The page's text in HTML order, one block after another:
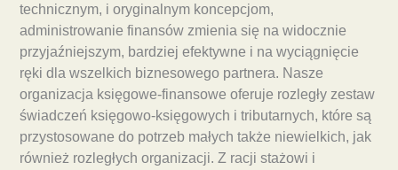
technicznym, i oryginalnym koncepcjom,
administrowanie finansów zmienia się na widocznie
przyjaźniejszym, bardziej efektywne i na wyciągnięcie
ręki dla wszelkich biznesowego partnera. Nasze
organizacja księgowe-finansowe oferuje rozległy zestaw
świadczeń księgowo-księgowych i tributarnych, które są
przystosowane do potrzeb małych także niewielkich, jak
również rozległych organizacji. Z racji stażowi i